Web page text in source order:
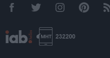
FacebookTwitter Instagram